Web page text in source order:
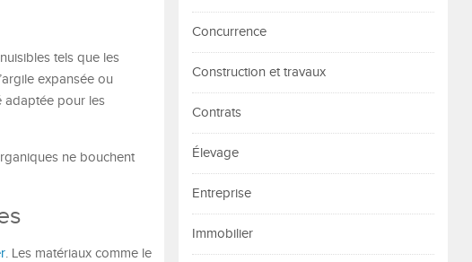
tels que les
expansée ou
adaptée pour les
ne bouchent
. Les matériaux comme le
Concurrence
Construction et travaux
Contrats
Élevage
Entreprise
Immobilier